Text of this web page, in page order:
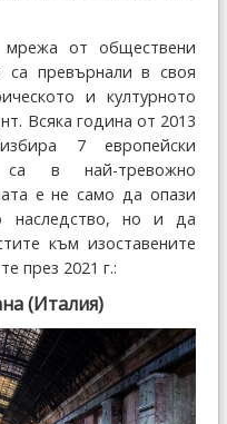
мрежа от обществени
превърнали в своя
и културното
Всяка година от 2013
7 европейски
са в най-тревожно
е не само да опази
наследство, но и да
към изоставените
през 2021 г.:
(Италия)